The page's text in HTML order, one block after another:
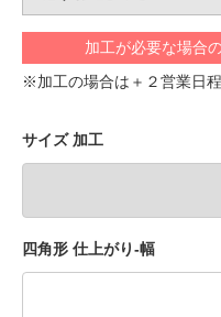
加工が必要な場合
※加工の場合は＋２営業日程
サイズ 加工
四角形 仕上がり-幅